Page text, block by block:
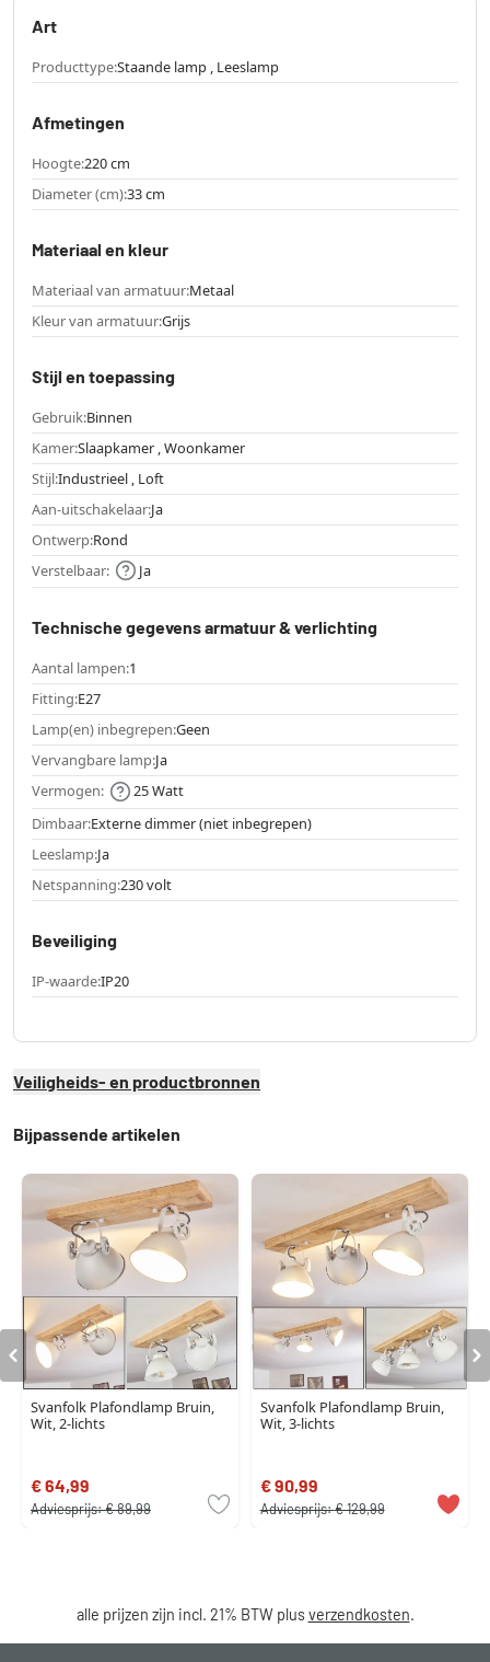
Art
Producttype:Staande lamp , Leeslamp
Afmetingen
Hoogte:220 cm
Diameter (cm):33 cm
Materiaal en kleur
Materiaal van armatuur:Metaal
Kleur van armatuur:Grijs
Stijl en toepassing
Gebruik:Binnen
Kamer:Slaapkamer , Woonkamer
Stijl:Industrieel , Loft
Aan-uitschakelaar:Ja
Ontwerp:Rond
Verstelbaar:
Ja
Technische gegevens armatuur & verlichting
Aantal lampen:1
Fitting:E27
Lamp(en) inbegrepen:Geen
Vervangbare lamp:Ja
Vermogen:
25 Watt
Dimbaar:Externe dimmer (niet inbegrepen)
Leeslamp:Ja
Netspanning:230 volt
Beveiliging
IP-waarde:IP20
Veiligheids- en productbronnen
Bijpassende artikelen
Svanfolk Plafondlamp Bruin,
Wit, 2-lichts
€ 64,99
Adviesprijs:€ 89,99
Svanfolk Plafondlamp Bruin,
Wit, 3-lichts
€ 90,99
Adviesprijs:€ 129,99
alle prijzen zijn incl. 21% BTW plusverzendkosten.